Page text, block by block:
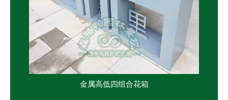
金属高低四组合花箱